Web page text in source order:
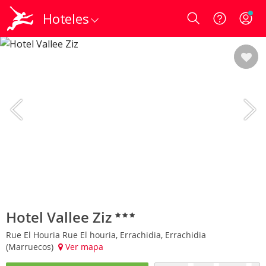
Hoteles Login
Hotel Vallee Ziz
Rue El Houria Rue El houria, Errachidia, Errachidia
(Marruecos)
Ver mapa